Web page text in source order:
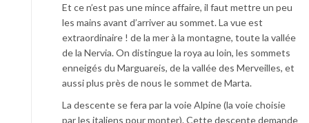
Et ce n’est pas une mince affaire, il faut mettre un peu
les mains avant d’arriver au sommet. La vue est
extraordinaire ! de la mer à la montagne, toute la vallée
de la Nervia. On distingue la roya au loin, les sommets
enneigés du Marguareis, de la vallée des Merveilles, et
aussi plus près de nous le sommet de Marta.
La descente se fera par la voie Alpine (la voie choisie
par les italiens pour monter). Cette descente demande